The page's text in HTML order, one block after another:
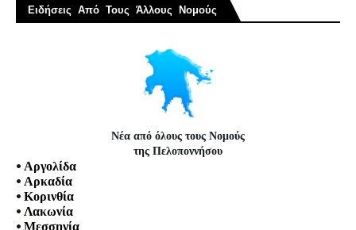
Ειδήσεις Από Τους Άλλους Νομούς
Νέα από όλους τους Νομούς
της Πελοποννήσου
• Αργολίδα
• Αρκαδία
• Κορινθία
• Λακωνία
• Μεσσηνία